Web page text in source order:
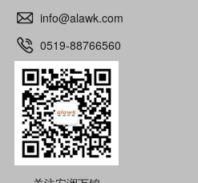
info@alawk.com
0519-88766560